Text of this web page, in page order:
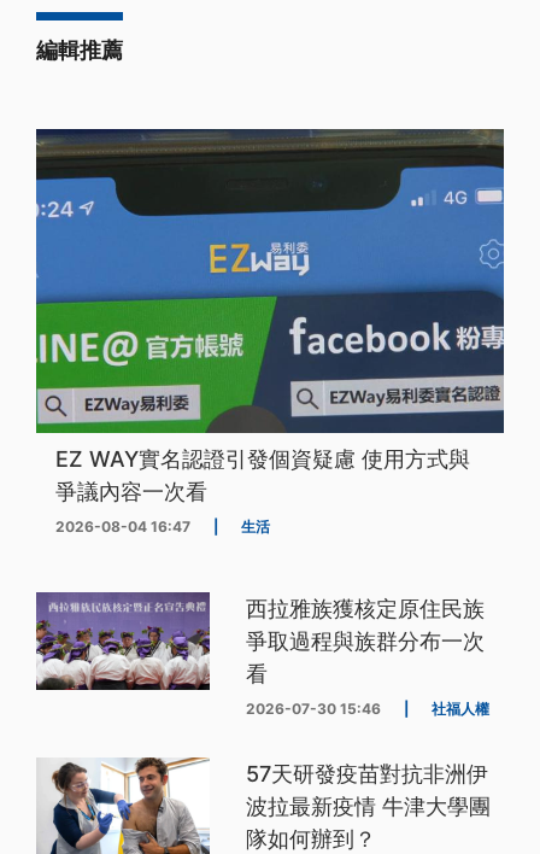
編輯推薦
EZ WAY實名認證引發個資疑慮 使用方式與
爭議內容一次看
2026-08-04 16:47 生活
西拉雅族獲核定原住民族
爭取過程與族群分布一次
看
2026-07-30 15:46 社福人權
57天研發疫苗對抗非洲伊
波拉最新疫情 牛津大學團
隊如何辦到？